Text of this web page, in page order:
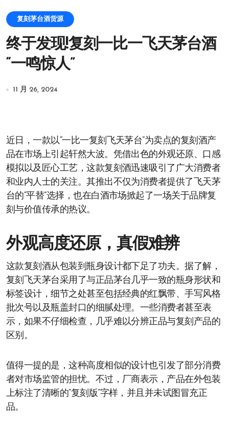
复刻茅台酒货源
终于发现!复刻一比一飞天茅台酒
“一鸣惊人”
11 月 26, 2024
近日，一款以“一比一复刻飞天茅台”为卖点的复刻酒产
品在市场上引起轩然大波。凭借出色的外观还原、口感
模拟以及匠心工艺，这款复刻酒迅速吸引了广大消费者
和业内人士的关注。其推出不仅为消费者提供了飞天茅
台的“平替”选择，也在白酒市场掀起了一场关于品牌复
刻与价值传承的热议。
外观高度还原，真假难辨
这款复刻酒从包装到瓶身设计都下足了功夫。据了解，
复刻飞天茅台采用了与正品茅台几乎一致的瓶身形状和
标签设计，细节之处甚至包括经典的红飘带、手写风格
批次号以及瓶盖封口的细腻处理。一些消费者甚至表
示，如果不仔细检查，几乎难以分辨正品与复刻产品的
区别。
值得一提的是，这种高度相似的设计也引发了部分消费
者对市场监管的担忧。不过，厂商表示，产品在外包装
上标注了清晰的“复刻版”字样，并且并未试图冒充正
品。